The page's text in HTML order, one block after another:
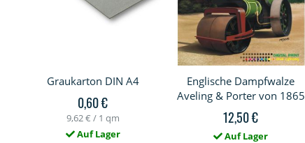
Graukarton DIN A4
0,60 €
9,62 € / 1 qm
Auf Lager
Englische Dampfwalze
Aveling & Porter von 1865
12,50 €
Auf Lager